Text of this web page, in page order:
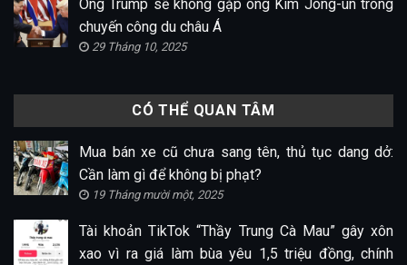
Ông Trump sẽ không gặp ông Kim Jong-un trong
chuyến công du châu Á
29 Tháng 10, 2025
CÓ THỂ QUAN TÂM
Mua bán xe cũ chưa sang tên, thủ tục dang dở:
Cần làm gì để không bị phạt?
19 Tháng mười một, 2025
Tài khoản TikTok “Thầy Trung Cà Mau” gây xôn
xao vì ra giá làm bùa yêu 1,5 triệu đồng, chính